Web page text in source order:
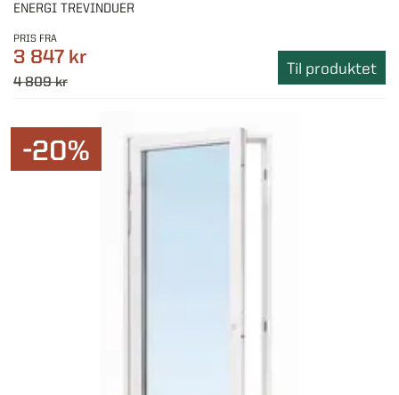
ENERGI TREVINDUER
PRIS FRA
3 847 kr
4 809 kr
Til produktet
-20%